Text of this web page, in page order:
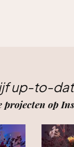
up-to-
projecten op